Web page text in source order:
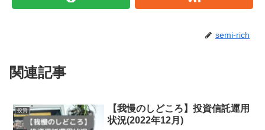
semi-rich
関連記事
投資
【我慢のしどころ】投資信託運用
状況(2022年12月)